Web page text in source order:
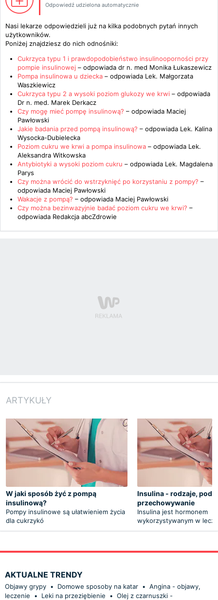
Odpowiedź udzielona automatycznie
Nasi lekarze odpowiedzieli już na kilka podobnych pytań innych
użytkowników.
Poniżej znajdziesz do nich odnośniki:
Cukrzyca typu 1 i prawdopodobieństwo insulinooporności przy
pompie insulinowej – odpowiada dr n. med Monika Łukaszewicz
Pompa insulinowa u dziecka – odpowiada Lek. Małgorzata
Waszkiewicz
Cukrzyca typu 2 a wysoki poziom glukozy we krwi – odpowiada
Dr n. med. Marek Derkacz
Czy mogę mieć pompę insulinową? – odpowiada Maciej
Pawłowski
Jakie badania przed pompą insulinową? – odpowiada Lek. Kalina
Wysocka-Dubielecka
Poziom cukru we krwi a pompa insulinowa – odpowiada Lek.
Aleksandra Witkowska
Antybiotyki a wysoki poziom cukru – odpowiada Lek. Magdalena
Parys
Czy można wrócić do wstrzyknięć po korzystaniu z pompy? –
odpowiada Maciej Pawłowski
Wakacje z pompą? – odpowiada Maciej Pawłowski
Czy można bezinwazyjnie badać poziom cukru we krwi? –
odpowiada Redakcja abcZdrowie
ARTYKUŁY
W jaki sposób żyć z pompą
insulinową?
Pompy insulinowe są ułatwieniem życia
dla cukrzykó
Insulina - rodzaje,
przechowywanie
Insulina jest hormonem
wykorzystywanym w
AKTUALNE TRENDY
Objawy grypy • Domowe sposoby na katar • Angina - objawy,
leczenie
• Leki na przeziębienie • Olej z czarnuszki -